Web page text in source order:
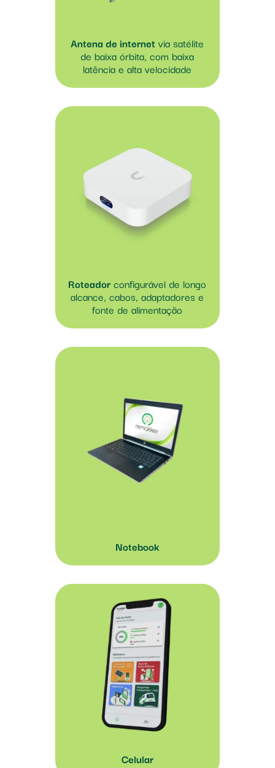
Antena de internet via satélite
de baixa órbita, com baixa
latência e alta velocidade
Roteadorconfigurável de longo
alcance, cabos, adaptadores e
fonte de alimentação
Notebook
Celular